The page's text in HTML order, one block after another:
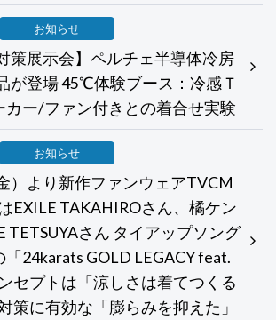
お知らせ
策展示会】ペルチェ半導体冷房
が登場 45℃体験ブース：冷感Ｔ
カー/ファン付きとの着合せ実験
お知らせ
）より新作ファンウェアTVCM
EXILE TAKAHIROさん、橘ケン
TETSUYAさん タイアップソング
24karats GOLD LEGACY feat.
セプトは「涼しさは着てつくる
策に有効な「膨らみを抑えた」